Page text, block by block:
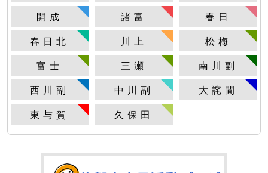
開成
諸富
春日
春日北
川上
松梅
富士
三瀬
南川副
西川副
中川副
大詫間
東与賀
久保田